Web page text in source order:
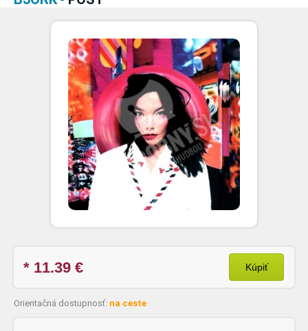
* 11.39 € Kúpiť
Orientačná dostupnosť: na ceste